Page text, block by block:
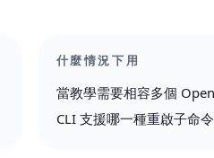
什麼情況下用
當教學需要相容多個
CLI 支援哪一種重啟子命令